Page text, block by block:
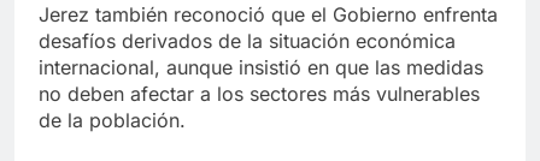
Jerez también reconoció que el Gobierno enfrenta
desafíos derivados de la situación económica
internacional, aunque insistió en que las medidas
no deben afectar a los sectores más vulnerables
de la población.